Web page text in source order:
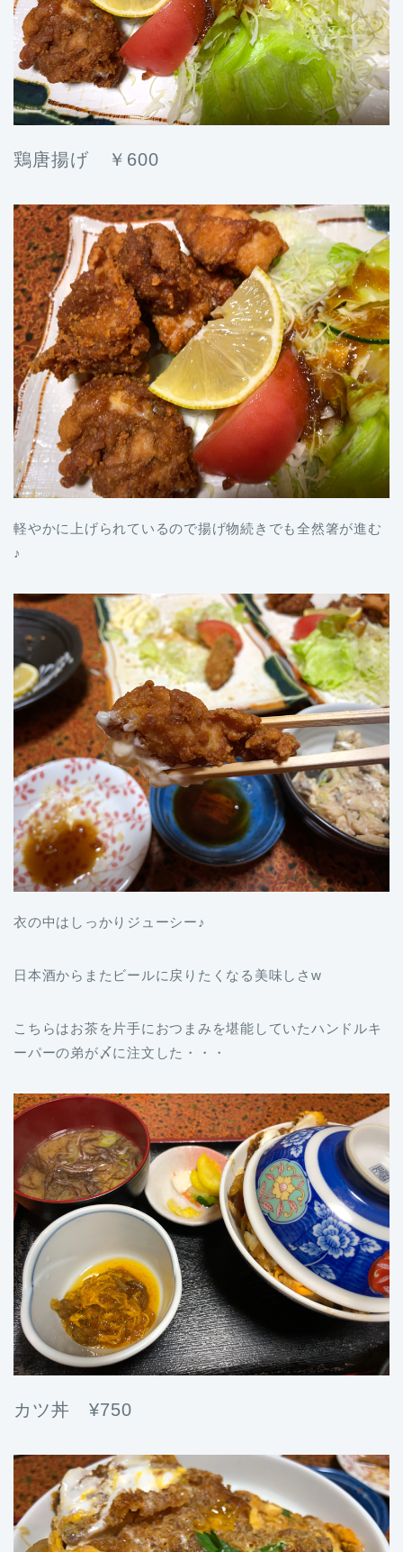
鶏唐揚げ ￥600
軽やかに上げられているので揚げ物続きでも全然箸が進む
♪
衣の中はしっかりジューシー♪
日本酒からまたビールに戻りたくなる美味しさw
こちらはお茶を片手におつまみを堪能していたハンドルキ
ーパーの弟が〆に注文した・・・
カツ丼 ¥750